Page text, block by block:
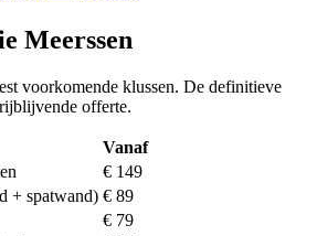
Meerssen
voorkomende klussen. De definitieve
offerte.
Vanaf
€ 149
+ spatwand) € 89
€ 79